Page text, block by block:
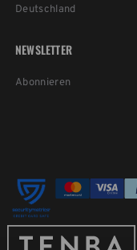
Deutschland
NEWSLETTER
Abonnieren